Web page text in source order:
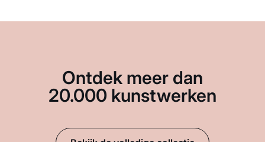
Ontdek meer dan
20.000 kunstwerken